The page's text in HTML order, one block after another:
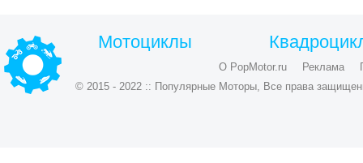
Мотоциклы
О PopMotor.ru Реклама
© 2015 - 2022 :: Популярные Моторы, Все права